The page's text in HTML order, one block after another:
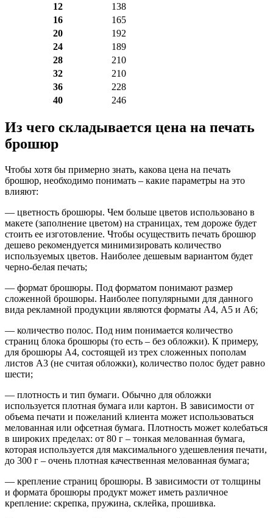
12
138
16
165
20
192
24
189
28
210
32
210
36
228
40
246
Из чего складывается цена на печать
брошюр
Чтобы хотя бы примерно знать, какова цена на печать
брошюр, необходимо понимать – какие параметры на это
влияют:
— цветность брошюры. Чем больше цветов использовано в
макете (заполнение цветом) на страницах, тем дороже будет
стоить ее изготовление. Чтобы осуществить печать брошюр
дешево рекомендуется минимизировать количество
используемых цветов. Наиболее дешевым вариантом будет
черно-белая печать;
— формат брошюры. Под форматом понимают размер
сложенной брошюры. Наиболее популярными для данного
вида рекламной продукции являются форматы А4, А5 и А6;
— количество полос. Под ним понимается количество
страниц блока брошюры (то есть – без обложки). К примеру,
для брошюры А4, состоящей из трех сложенных пополам
листов А3 (не считая обложки), количество полос будет равно
шести;
— плотность и тип бумаги. Обычно для обложки
используется плотная бумага или картон. В зависимости от
объема печати и пожеланий клиента может использоваться
мелованная или офсетная бумага. Плотность может колебаться
в широких пределах: от 80 г – тонкая мелованная бумага,
которая используется для максимального удешевления печати,
до 300 г – очень плотная качественная мелованная бумага;
— крепление страниц брошюры. В зависимости от толщины
и формата брошюры продукт может иметь различное
крепление: скрепка, пружина, склейка, прошивка.